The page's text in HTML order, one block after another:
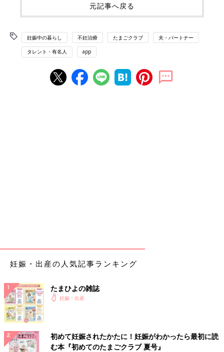
元記事へ戻る
妊娠中の暮らし 不妊治療 たまごクラブ 夫・パートナー
タレント・有名人 app
妊娠・出産の人気記事ランキング
たまひよの雑誌
妊娠・出産
初めて妊娠されたかたに！妊娠がわかったら最初に読
む本『初めてのたまごクラブ 夏号』